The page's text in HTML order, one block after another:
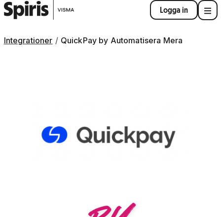
Logga in
Integrationer QuickPay by Automatisera Mera